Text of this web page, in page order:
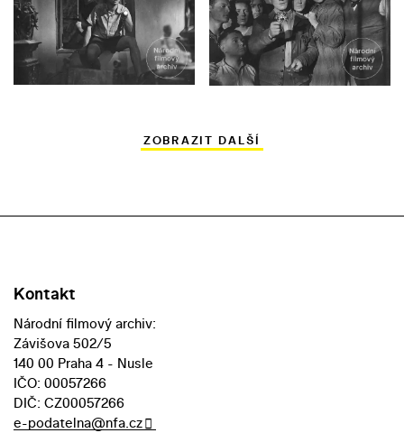
ZOBRAZIT DALŠÍ
Kontakt
Národní filmový archiv:
Závišova 502/5
140 00 Praha 4 - Nusle
IČO: 00057266
DIČ: CZ00057266
e-podatelna@nfa.cz